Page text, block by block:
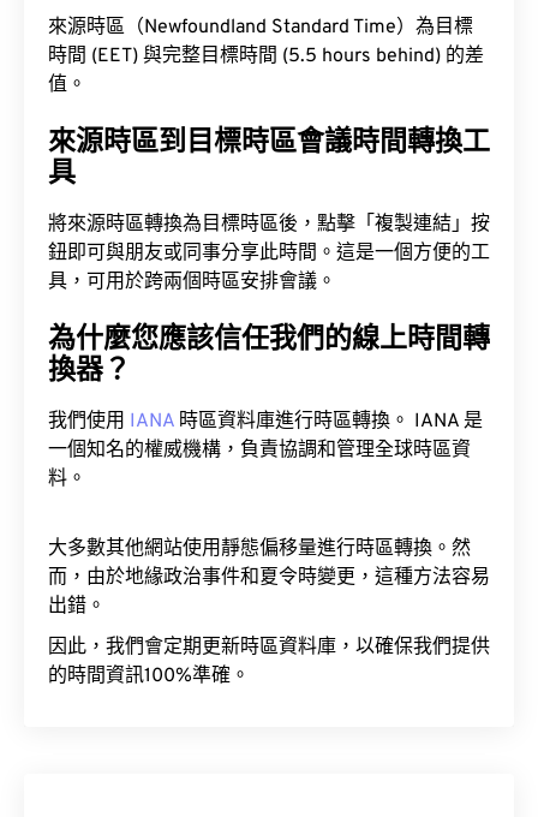
來源時區（Newfoundland Standard Time）為目標
時間 (EET) 與完整目標時間 (5.5 hours behind) 的差
值。
來源時區到目標時區會議時間轉換工
具
將來源時區轉換為目標時區後，點擊「複製連結」按
鈕即可與朋友或同事分享此時間。這是一個方便的工
具，可用於跨兩個時區安排會議。
為什麼您應該信任我們的線上時間轉
換器？
我們使用 IANA 時區資料庫進行時區轉換。 IANA 是
一個知名的權威機構，負責協調和管理全球時區資
料。
大多數其他網站使用靜態偏移量進行時區轉換。然
而，由於地緣政治事件和夏令時變更，這種方法容易
出錯。
因此，我們會定期更新時區資料庫，以確保我們提供
的時間資訊100%準確。